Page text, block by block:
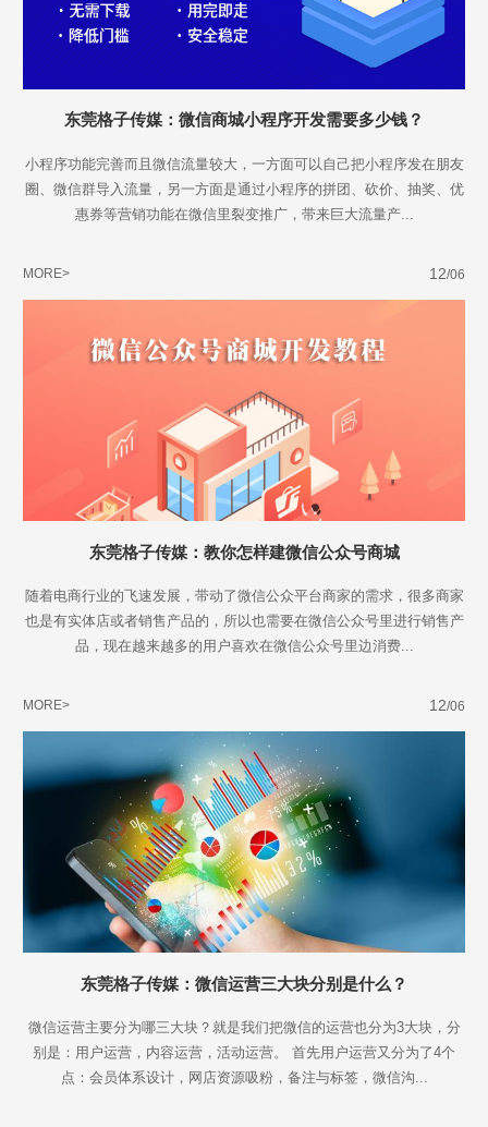
东莞格子传媒：微信商城小程序开发需要多少钱？
小程序功能完善而且微信流量较大，一方面可以自己把小程序发在朋友
圈、微信群导入流量，另一方面是通过小程序的拼团、砍价、抽奖、优
惠券等营销功能在微信里裂变推广，带来巨大流量产...
MORE> 12/06
东莞格子传媒：教你怎样建微信公众号商城
随着电商行业的飞速发展，带动了微信公众平台商家的需求，很多商家
也是有实体店或者销售产品的，所以也需要在微信公众号里进行销售产
品，现在越来越多的用户喜欢在微信公众号里边消费...
MORE> 12/06
东莞格子传媒：微信运营三大块分别是什么？
微信运营主要分为哪三大块？就是我们把微信的运营也分为3大块，分
别是：用户运营，内容运营，活动运营。 首先用户运营又分为了4个
点：会员体系设计，网店资源吸粉，备注与标签，微信沟...